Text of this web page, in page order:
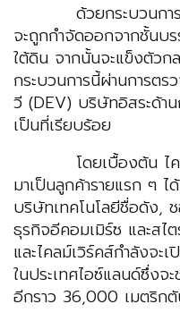
ด้วยกระบวนการนี้
จะถูกกำจัดออกจากชั้นบ
ใต้ดิน จากนั้นจะแข็งตัวก
กระบวนการนี้ผ่านการต
วี (DEV) บริษัทอิสระด้า
เป็นที่เรียบร้อย
โดยเบื้องต้น ไคลม์
มาเป็นลูกค้ารายแรก ๆ
บริษัทเทคโนโลยีชื่อดัง,
ธุรกิจอีคอมเมิร์ซ และสไ
และไคลม์เวิร์คส์กำลังจะ
ในประเทศไอซ์แลนด์ซึ่งจ
อีกราว 36,000 เมตริก